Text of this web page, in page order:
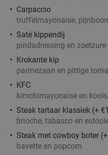
Thais 4-gangen
hartje Utrecht
Morgen Wo Do Vr Za
Mahanakorn
Utrecht
Verkocht: 292
Carpaccio
truffelmayonaise,
Saté kippendij
pindadressing en
Krokante kip
parmezaan en pittige
KFC
kimchimayonaise en
Steak tartaar klassiek (+
brioche, tabasco en
Steak met cowboy boter
bavette en popcorn